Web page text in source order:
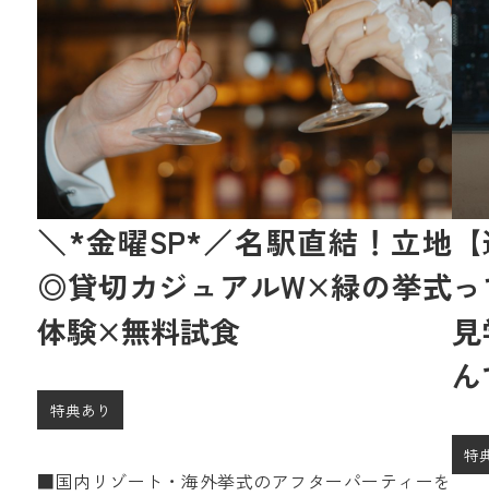
＼*金曜SP*／名駅直結！立地
◎貸切カジュアルW×緑の挙式
体験×無料試食
特典あり
■国内リゾート・海外挙式のアフターパーティーを
特